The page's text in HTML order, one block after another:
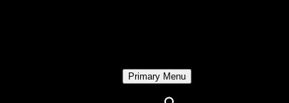
Primary Menu